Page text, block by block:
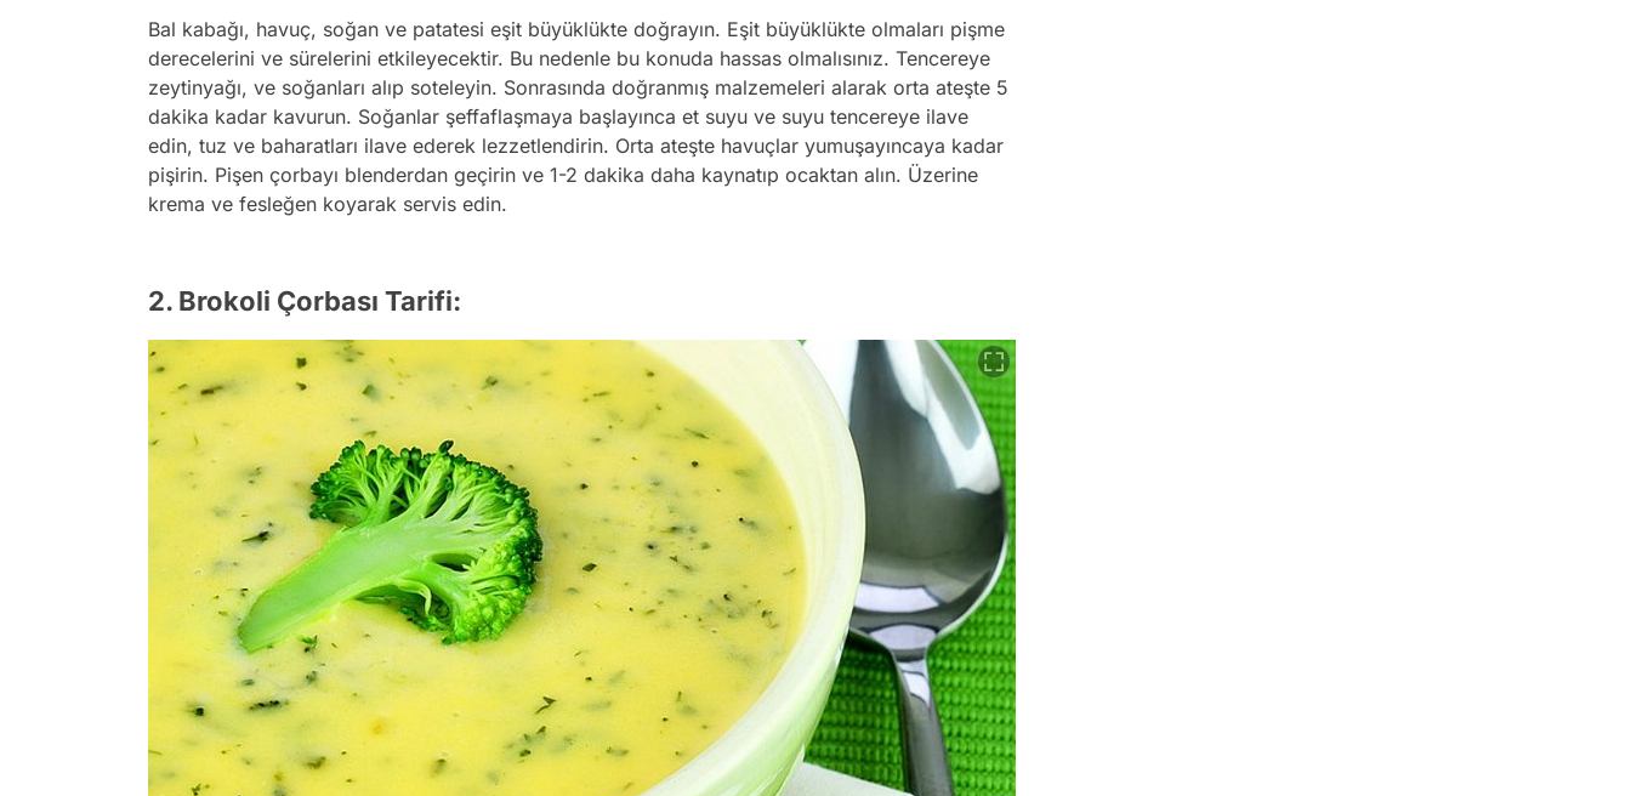
Bal kabağı, havuç, soğan ve patatesi eşit büyüklükte doğrayın. Eşit büyüklükte olmaları pişme
derecelerini ve sürelerini etkileyecektir. Bu nedenle bu konuda hassas olmalısınız. Tencereye
zeytinyağı, ve soğanları alıp soteleyin. Sonrasında doğranmış malzemeleri alarak orta ateşte 5
dakika kadar kavurun. Soğanlar şeffaflaşmaya başlayınca et suyu ve suyu tencereye ilave
edin, tuz ve baharatları ilave ederek lezzetlendirin. Orta ateşte havuçlar yumuşayıncaya kadar
pişirin. Pişen çorbayı blenderdan geçirin ve 1-2 dakika daha kaynatıp ocaktan alın. Üzerine
krema ve fesleğen koyarak servis edin.
2. Brokoli Çorbası Tarifi: